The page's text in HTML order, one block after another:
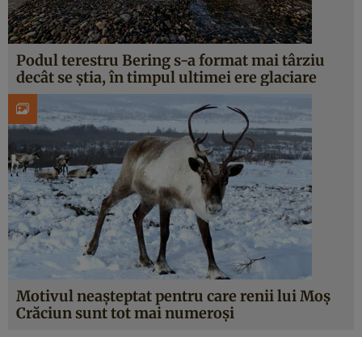
Podul terestru Bering s-a format mai târziu
decât se știa, în timpul ultimei ere glaciare
Motivul neașteptat pentru care renii lui Moș
Crăciun sunt tot mai numeroși